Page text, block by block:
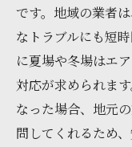
です。地域の業者
なトラブルにも短
に夏場や冬場はエ
対応が求められま
なった場合、地元
問してくれるため